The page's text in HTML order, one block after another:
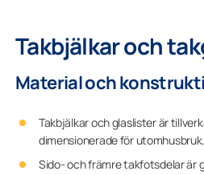
Takbjälkar och
Material och
Takbjälkar och glaslister är
dimensionerade för utomhusbruk.
Sido- och främre takfotsdelar är